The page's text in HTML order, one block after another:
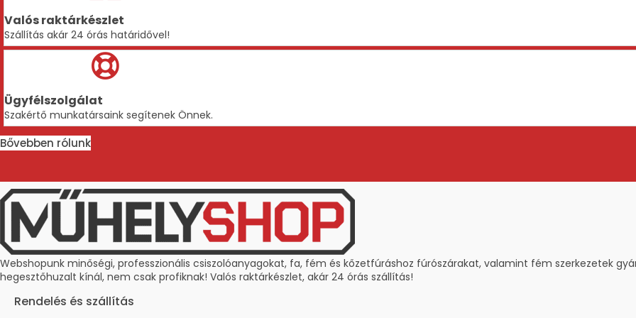
Valós raktárkészlet
Szállítás akár 24 órás határidővel!
Ügyfélszolgálat
Szakértő munkatársaink segítenek Önnek.
Bővebben rólunk
Webshopunk minőségi, professzionális csiszolóanyagokat, fa, fém és kőzetfúráshoz fúrószárakat, valamint fém szerkezetek
hegesztőhuzalt kínál, nem csak profiknak! Valós raktárkészlet, akár 24 órás szállítás!
Rendelés és szállítás